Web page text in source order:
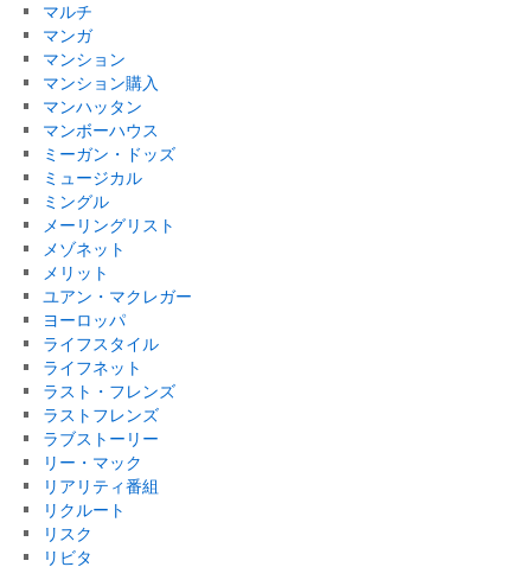
マルチ
マンガ
マンション
マンション購入
マンハッタン
マンボーハウス
ミーガン・ドッズ
ミュージカル
ミングル
メーリングリスト
メゾネット
メリット
ユアン・マクレガー
ヨーロッパ
ライフスタイル
ライフネット
ラスト・フレンズ
ラストフレンズ
ラブストーリー
リー・マック
リアリティ番組
リクルート
リスク
リビタ